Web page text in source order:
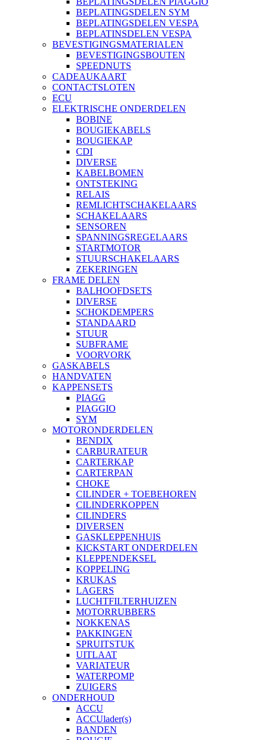
BEPLATINGSDELEN SYM
BEPLATINGSDELEN VESPA
BEPLATINSDELEN VESPA
BEVESTIGINGSMATERIALEN
BEVESTIGINGSBOUTEN
SPEEDNUTS
CADEAUKAART
CONTACTSLOTEN
ECU
ELEKTRISCHE ONDERDELEN
BOBINE
BOUGIEKABELS
BOUGIEKAP
CDI
DIVERSE
KABELBOMEN
ONTSTEKING
RELAIS
REMLICHTSCHAKELAARS
SCHAKELAARS
SENSOREN
SPANNINGSREGELAARS
STARTMOTOR
STUURSCHAKELAARS
ZEKERINGEN
FRAME DELEN
BALHOOFDSETS
DIVERSE
SCHOKDEMPERS
STANDAARD
STUUR
SUBFRAME
VOORVORK
GASKABELS
HANDVATEN
KAPPENSETS
PIAGG
PIAGGIO
SYM
MOTORONDERDELEN
BENDIX
CARBURATEUR
CARTERKAP
CARTERPAN
CHOKE
CILINDER + TOEBEHOREN
CILINDERKOPPEN
CILINDERS
DIVERSEN
GASKLEPPENHUIS
KICKSTART ONDERDELEN
KLEPPENDEKSEL
KOPPELING
KRUKAS
LAGERS
LUCHTFILTERHUIZEN
MOTORRUBBERS
NOKKENAS
PAKKINGEN
SPRUITSTUK
UITLAAT
VARIATEUR
WATERPOMP
ZUIGERS
ONDERHOUD
ACCU
ACCUlader(s)
BANDEN